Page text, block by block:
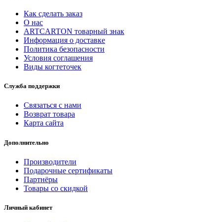
Как сделать заказ
О нас
ARTCARTON товарный знак
Информация о доставке
Политика безопасности
Условия соглашения
Виды когтеточек
Служба поддержки
Связаться с нами
Возврат товара
Карта сайта
Дополнительно
Производители
Подарочные сертификаты
Партнёры
Товары со скидкой
Личный кабинет